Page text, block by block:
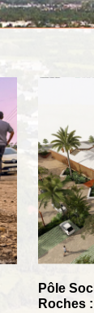
Pôle
Roches